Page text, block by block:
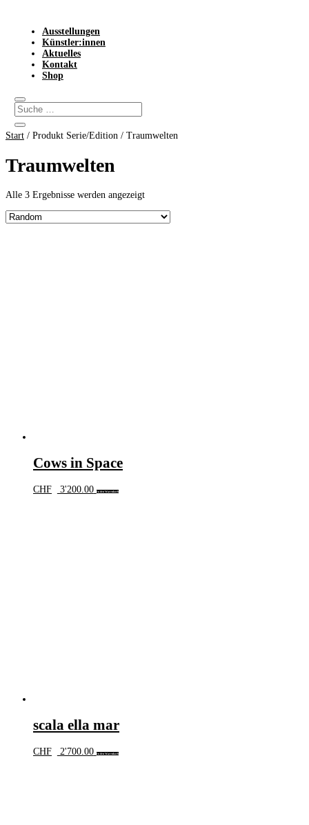
Ausstellungen
Künstler:innen
Aktuelles
Kontakt
Shop
Start / Produkt Serie/Edition / Traumwelten
Traumwelten
Alle 3 Ergebnisse werden angezeigt
Cows in Space
CHF 3'200.00 In den Warenkorb
scala ella mar
CHF 2'700.00 In den Warenkorb